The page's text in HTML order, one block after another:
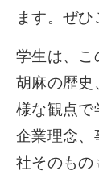
ます。ぜひ
学生は、こ
胡麻の歴史
様な観点で
企業理念、
社そのもの